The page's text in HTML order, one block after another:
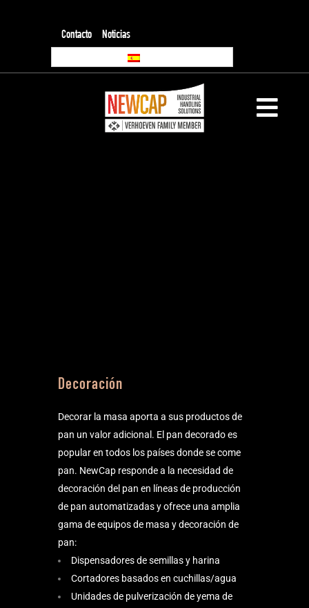
Contacto Noticias
Decoración
Decorar la masa aporta a sus productos de
pan un valor adicional. El pan decorado es
popular en todos los países donde se come
pan. NewCap responde a la necesidad de
decoración del pan en líneas de producción
de pan automatizadas y ofrece una amplia
gama de equipos de masa y decoración de
pan:
Dispensadores de semillas y harina
Cortadores basados en cuchillas/agua
Unidades de pulverización de yema de